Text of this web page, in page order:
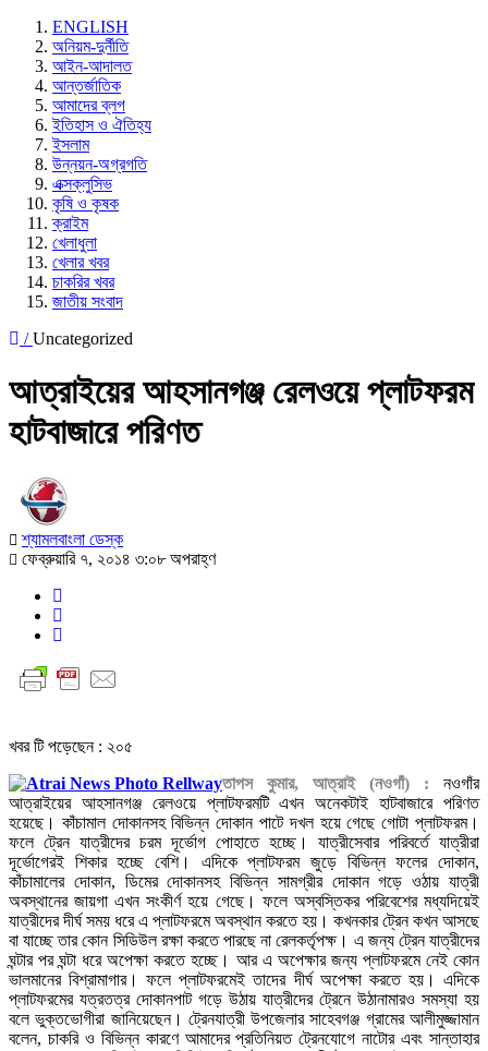
ENGLISH
অনিয়ম-দুর্নীতি
আইন-আদালত
আন্তর্জাতিক
আমাদের ব্লগ
ইতিহাস ও ঐতিহ্য
ইসলাম
উন্নয়ন-অগ্রগতি
এক্সক্লুসিভ
কৃষি ও কৃষক
ক্রাইম
খেলাধুলা
খেলার খবর
চাকরির খবর
জাতীয় সংবাদ
/Uncategorized
আত্রাইয়ের আহসানগঞ্জ রেলওয়ে প্লাটফরম
হাটবাজারে পরিণত
শ্যামলবাংলা ডেস্ক
ফেব্রুয়ারি ৭, ২০১৪ ৩:০৮ অপরাহ্ণ
খবর টি পড়েছেন : ২০৫
তাপস কুমার, আত্রাই (নওগাঁ) : নওগাঁর
আত্রাইয়ের আহসানগঞ্জ রেলওয়ে প্লাটফরমটি এখন অনেকটাই হাটবাজারে পরিণত
হয়েছে। কাঁচামাল দোকানসহ বিভিন্ন দোকান পাটে দখল হয়ে গেছে গোটা প্লাটফরম।
ফলে ট্রেন যাত্রীদের চরম দূর্ভোগ পোহাতে হচ্ছে। যাত্রীসেবার পরিবর্তে যাত্রীরা
দূর্ভোগেরই শিকার হচ্ছে বেশি। এদিকে প্লাটফরম জুড়ে বিভিন্ন ফলের দোকান,
কাঁচামালের দোকান, ডিমের দোকানসহ বিভিন্ন সামগ্রীর দোকান গড়ে ওঠায় যাত্রী
অবস্থানের জায়গা এখন সংকীর্ণ হয়ে গেছে। ফলে অস্বস্তিকর পরিবেশের মধ্যদিয়েই
যাত্রীদের দীর্ঘ সময় ধরে এ প্লাটফরমে অবস্থান করতে হয়। কখনকার ট্রেন কখন আসছে
বা যাচ্ছে তার কোন সিডিউল রক্ষা করতে পারছে না রেলকর্তৃপক্ষ। এ জন্য ট্রেন যাত্রীদের
ঘন্টার পর ঘন্টা ধরে অপেক্ষা করতে হচ্ছে। আর এ অপেক্ষার জন্য প্লাটফরমে নেই কোন
ভালমানের বিশ্রামাগার। ফলে প্লাটফরমেই তাদের দীর্ঘ অপেক্ষা করতে হয়। এদিকে
প্লাটফরমের যত্রতত্র দোকানপাট গড়ে উঠায় যাত্রীদের ট্রেনে উঠানামারও সমস্যা হয়
বলে ভুক্তভোগীরা জানিয়েছেন। ট্রেনযাত্রী উপজেলার সাহেবগঞ্জ গ্রামের আলীমুজ্জামান
বলেন, চাকরি ও বিভিন্ন কারণে আমাদের প্রতিনিয়ত ট্রেনযোগে নাটোর এবং সান্তাহার